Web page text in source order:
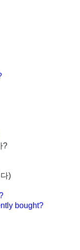
?
)
bought?